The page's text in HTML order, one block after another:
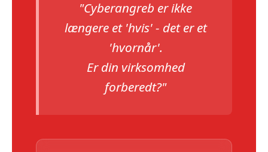
"Cyberangreb er ikke
længere et 'hvis' - det er et
'hvornår'.
Er din virksomhed
forberedt?"